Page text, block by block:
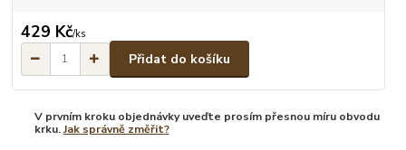
429 Kč/ks
Přidat do košíku
V prvním kroku objednávky uveďte prosím přesnou míru obvodu
krku.Jak správně změřit?